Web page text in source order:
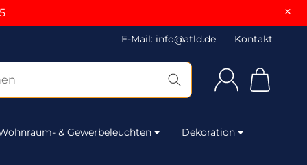
×
E-Mail: info@atld.de Kontakt
& Gewerbeleuchten Dekoration